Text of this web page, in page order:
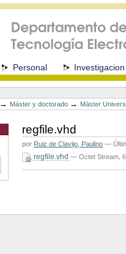
Personal Investigacion
→ Máster y doctorado → Máster
regfile.vhd
por Ruiz de Clavijo, Paulino —
regfile.vhd— Octet Stream,